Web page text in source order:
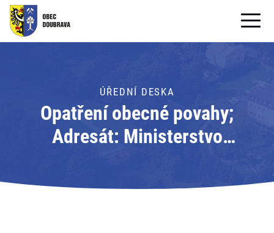
OBECNÍ ÚŘAD
PRO OBČANY
Formuláře ke stažení
PRO TURISTY
ÚŘEDNÍ DESKA
Opatření obecné povahy;
Adresát: Ministerstvo